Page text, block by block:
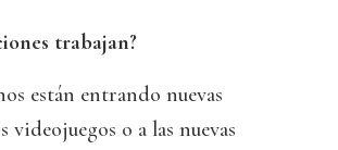
trabajan?
están entrando nuevas
videojuegos o a las nuevas